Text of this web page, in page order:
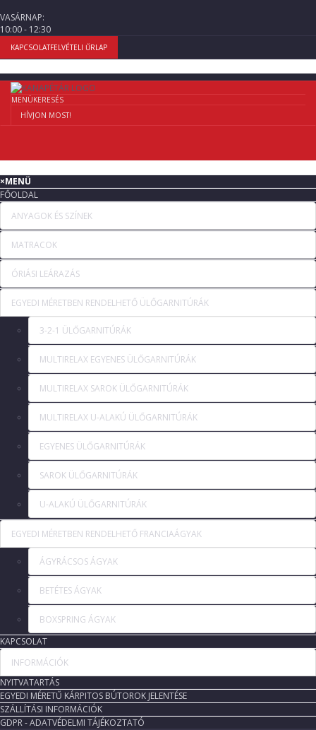
VASÁRNAP:
10:00 - 12:30
KAPCSOLATFELVÉTELI ŰRLAP
MENÜKERESÉS
HÍVJON MOST!
×MENÜ
FŐOLDAL
ANYAGOK ÉS SZÍNEK
MATRACOK
ÓRIÁSI LEÁRAZÁS
EGYEDI MÉRETBEN RENDELHETŐ ÜLŐGARNITÚRÁK
3-2-1 ÜLŐGARNITÚRÁK
MULTIRELAX EGYENES ÜLŐGARNITÚRÁK
MULTIRELAX SAROK ÜLŐGARNITÚRÁK
MULTIRELAX U-ALAKÚ ÜLŐGARNITÚRÁK
EGYENES ÜLŐGARNITÚRÁK
SAROK ÜLŐGARNITÚRÁK
U-ALAKÚ ÜLŐGARNITÚRÁK
EGYEDI MÉRETBEN RENDELHETŐ FRANCIAÁGYAK
ÁGYRÁCSOS ÁGYAK
BETÉTES ÁGYAK
BOXSPRING ÁGYAK
KAPCSOLAT
INFORMÁCIÓK
NYITVATARTÁS
EGYEDI MÉRETŰ KÁRPITOS BÚTOROK JELENTÉSE
SZÁLLÍTÁSI INFORMÁCIÓK
GDPR - ADATVÉDELMI TÁJÉKOZTATÓ